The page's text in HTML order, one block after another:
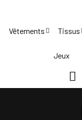
content
Vêtements Tissus
Jeux